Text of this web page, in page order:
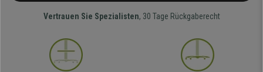
Vertrauen Sie Spezialisten, 30 Tage Rückgaberecht